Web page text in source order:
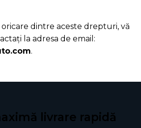
dintre aceste drepturi, vă
la adresa de email:
.
livrare rapidă